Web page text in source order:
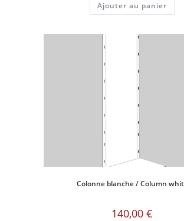
Ajouter au panier
Colonne blanche / Column
140,00 €